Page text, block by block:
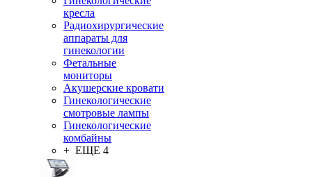
кресла
Радиохирургические
аппараты для
гинекологии
Фетальные
мониторы
Акушерские кровати
Гинекологические
смотровые лампы
Гинекологические
комбайны
+ ЕЩЕ 4